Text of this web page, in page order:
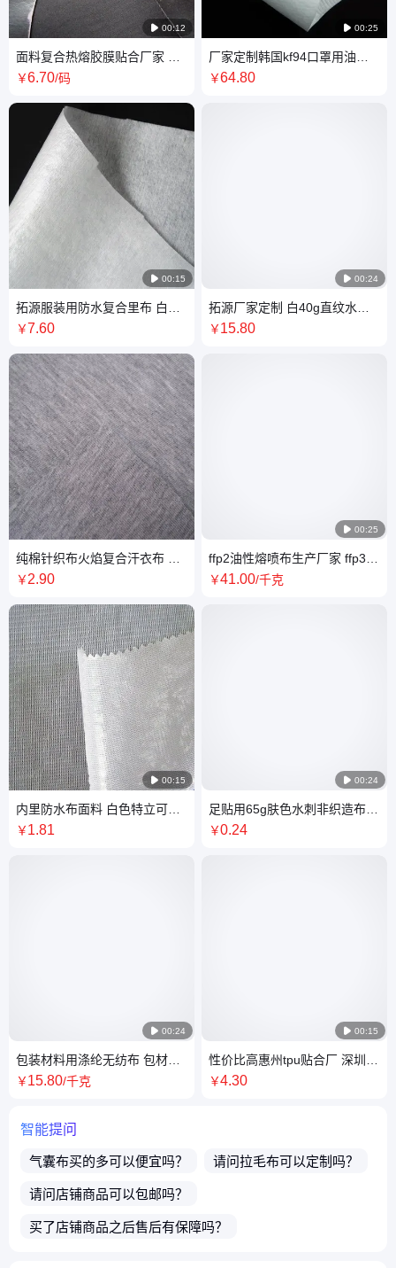
 00:12
面料复合热熔胶膜贴合厂家 黑
色弹力莱卡布料贴高温热熔膜
￥6.70/码
 00:15
拓源服装用防水复合里布 白色
涤纶水刺无纺布贴合透明tpu防
￥7.60
纯棉针织布火焰复合汗衣布 火
焰贴合针织布 针织布火焰贴合
￥2.90
 00:15
内里防水布面料 白色特立可得
网布耐水洗复合透明TPU防水
￥1.81
 00:24
包装材料用涤纶无纺布 包材白
50克平纹水刺布
￥15.80/千克
 00:25
厂家定制韩国kf94口罩用油性
熔喷布
￥64.80
 00:24
拓源厂家定制 白40g直纹水刺
无纺布工厂 包装用水刺无纺布
￥15.80
 00:25
ffp2油性熔喷布生产厂家 ffp3水
驻级熔喷无纺布工厂
￥41.00/千克
 00:24
足贴用65g肤色水刺非织造布优
质生产厂家 物美价廉肤色水刺
￥0.24
 00:15
性价比高惠州tpu贴合厂 深圳
tpu复合生产厂家
￥4.30
智能提问
气囊布买的多可以便宜吗？ 请问拉毛布可以定制吗？
请问店铺商品可以包邮吗？
买了店铺商品之后售后有保障吗？